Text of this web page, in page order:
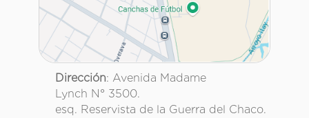
Dirección: Avenida Madame
Lynch N° 3500.
esq. Reservista de la Guerra del Chaco.